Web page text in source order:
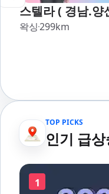
스텔라 ( 경남.양
왁싱299km
TOP PICKS
인기 급
1